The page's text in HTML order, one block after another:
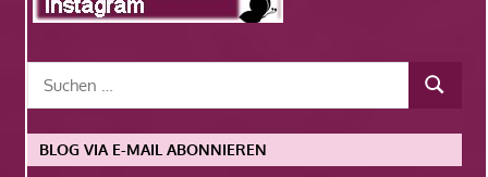
BLOG VIA E-MAIL ABONNIEREN